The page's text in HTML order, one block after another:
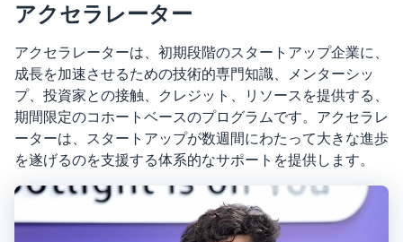
アクセラレーター
アクセラレーターは、初期段階のスタートアップ企業に、
成長を加速させるための技術的専門知識、メンターシッ
プ、投資家との接触、クレジット、リソースを提供する、
期間限定のコホートベースのプログラムです。アクセラレ
ーターは、スタートアップが数週間にわたって大きな進歩
を遂げるのを支援する体系的なサポートを提供します。